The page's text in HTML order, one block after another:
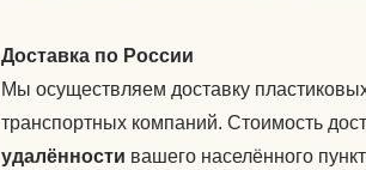
Доставка по России
Мы осуществляем доставку
транспортных компаний. Стоимость
удалённости вашего населённого